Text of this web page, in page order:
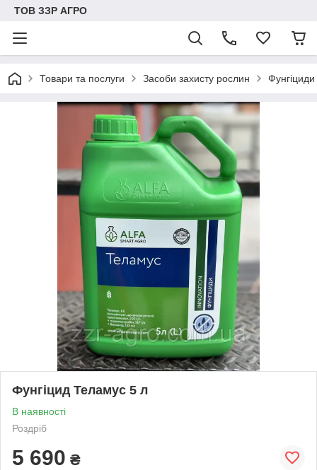
ТОВ ЗЗР АГРО
Товари та послуги Засоби захисту рослин Фунгіциди
Фунгіцид Теламус 5 л
В наявності
Роздріб
5 690 ₴